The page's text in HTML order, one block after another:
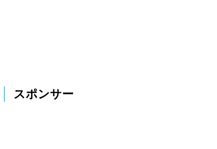
スポンサー